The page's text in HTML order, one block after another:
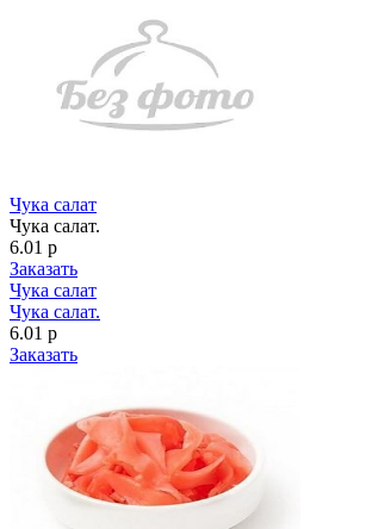
Чука салат
Чука салат.
6.01 р
Заказать
Чука салат
Чука салат.
6.01 р
Заказать